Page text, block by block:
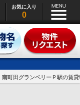
お気に入り
0
南町田グランベリーＰ駅の賃